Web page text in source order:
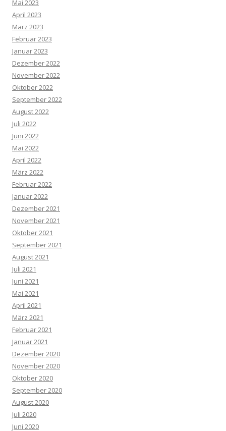
Mai 2023
April 2023
März 2023
Februar 2023
Januar 2023
Dezember 2022
November 2022
Oktober 2022
September 2022
August 2022
Juli 2022
Juni 2022
Mai 2022
April 2022
März 2022
Februar 2022
Januar 2022
Dezember 2021
November 2021
Oktober 2021
September 2021
August 2021
Juli 2021
Juni 2021
Mai 2021
April 2021
März 2021
Februar 2021
Januar 2021
Dezember 2020
November 2020
Oktober 2020
September 2020
August 2020
Juli 2020
Juni 2020